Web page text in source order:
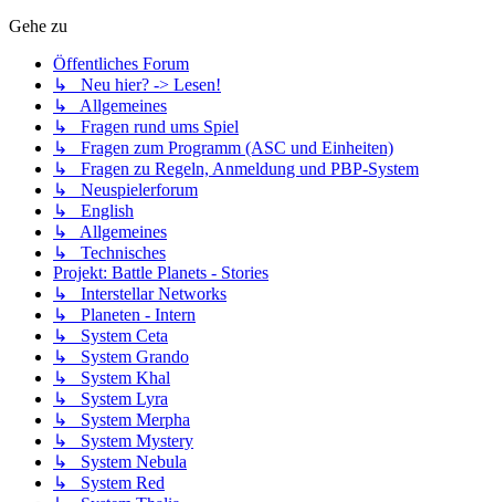
Gehe zu
Öffentliches Forum
↳ Neu hier? -> Lesen!
↳ Allgemeines
↳ Fragen rund ums Spiel
↳ Fragen zum Programm (ASC und Einheiten)
↳ Fragen zu Regeln, Anmeldung und PBP-System
↳ Neuspielerforum
↳ English
↳ Allgemeines
↳ Technisches
Projekt: Battle Planets - Stories
↳ Interstellar Networks
↳ Planeten - Intern
↳ System Ceta
↳ System Grando
↳ System Khal
↳ System Lyra
↳ System Merpha
↳ System Mystery
↳ System Nebula
↳ System Red